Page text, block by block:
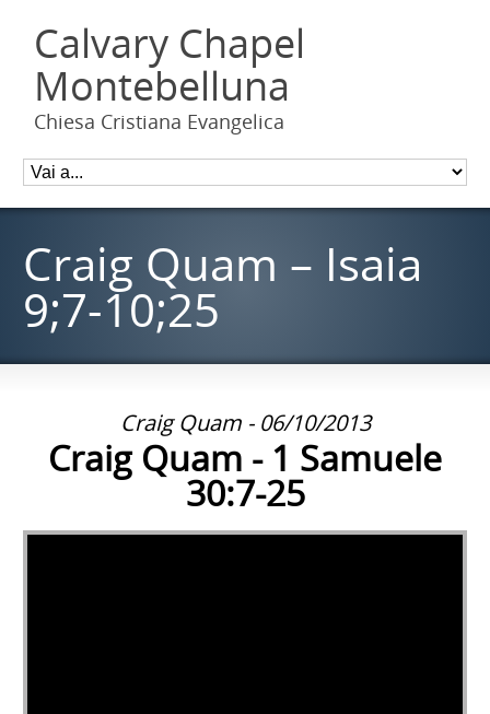
Calvary Chapel
Montebelluna
Chiesa Cristiana Evangelica
Craig Quam – Isaia
9;7-10;25
Craig Quam - 06/10/2013
Craig Quam - 1 Samuele
30:7-25